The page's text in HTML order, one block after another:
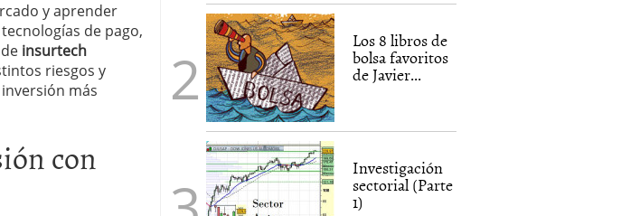
y aprender
de pago,
insurtech
riesgos y
más
con
Los 8 libros de
bolsa favoritos
de Javier...
Investigación
sectorial (Parte
1)